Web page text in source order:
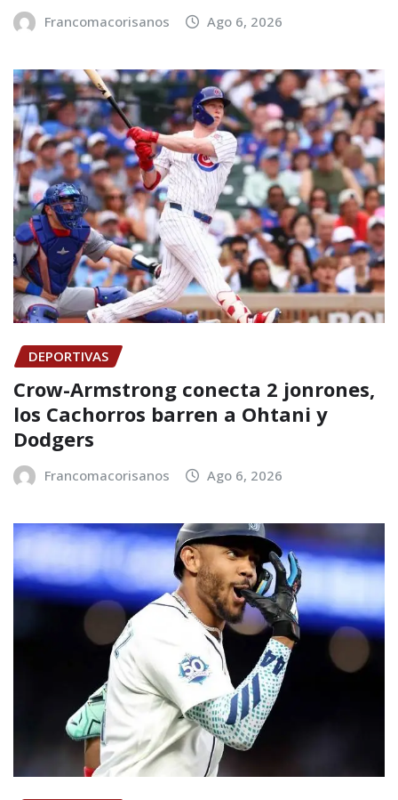
Francomacorisanos Ago 6, 2026
DEPORTIVAS
Crow-Armstrong conecta 2 jonrones,
los Cachorros barren a Ohtani y
Dodgers
Francomacorisanos Ago 6, 2026